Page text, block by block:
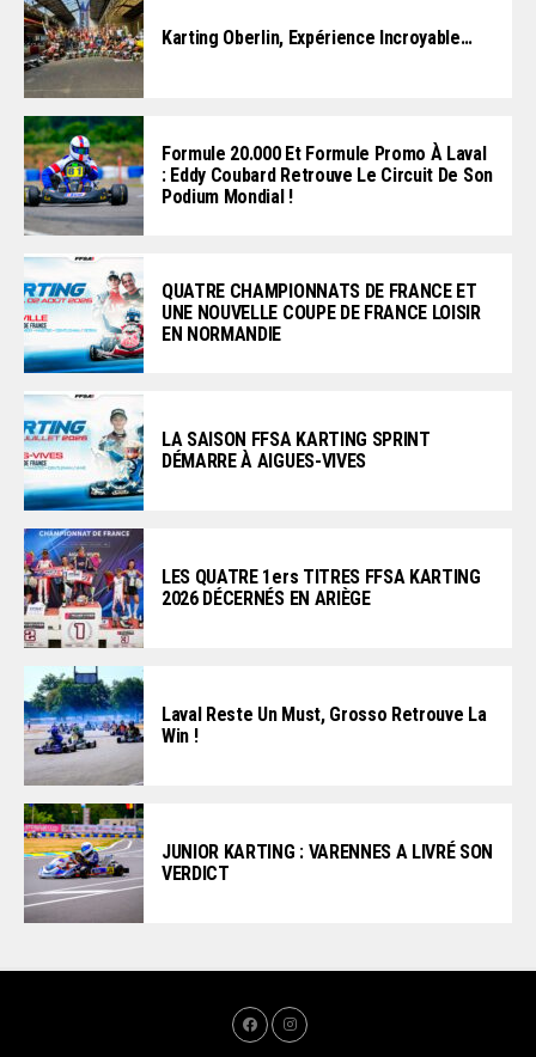
Karting Oberlin, Expérience Incroyable…
Formule 20.000 Et Formule Promo À Laval
: Eddy Coubard Retrouve Le Circuit De Son
Podium Mondial !
QUATRE CHAMPIONNATS DE FRANCE ET
UNE NOUVELLE COUPE DE FRANCE LOISIR
EN NORMANDIE
LA SAISON FFSA KARTING SPRINT
DÉMARRE À AIGUES-VIVES
LES QUATRE 1ers TITRES FFSA KARTING
2026 DÉCERNÉS EN ARIÈGE
Laval Reste Un Must, Grosso Retrouve La
Win !
JUNIOR KARTING : VARENNES A LIVRÉ SON
VERDICT